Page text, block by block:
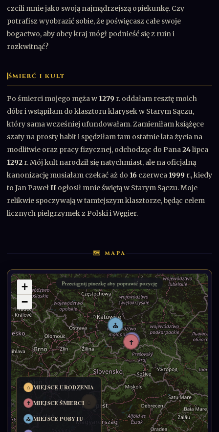
czcili mnie jako swoją najmądrzejszą opiekunkę. Czy
potrafisz wyobrazić sobie, że poświęcasz całe swoje
bogactwo, aby obcy kraj mógł podnieść się z ruin i
rozkwitnąć?
ŚMIERĆ I KULT
Po śmierci mojego męża w 1279 r. oddałam resztę moich
dóbr i wstąpiłam do klasztoru klarysek w Starym Sączu,
który sama wcześniej ufundowałam. Zamieniłam książęce
szaty na prosty habit i spędziłam tam ostatnie lata życia na
modlitwie oraz pracy fizycznej, odchodząc do Pana24lipca
1292 r. Mój kult narodził się natychmiast, ale na oficjalną
kanonizację musiałam czekać aż do 16 czerwca 1999 r., kiedy
to Jan PawełII ogłosił mnie świętą w Starym Sączu. Moje
relikwie spoczywają w tamtejszym klasztorze, będąc celem
licznych pielgrzymek z Polski i Węgier.
🗺 MAPA